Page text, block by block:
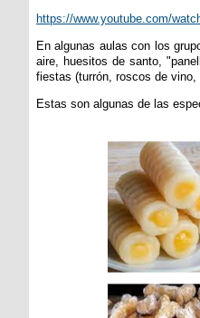
https://www.youtube.com/
En algunas aulas con los
aire, huesitos de santo,
fiestas (turrón, roscos de
Estas son algunas de las